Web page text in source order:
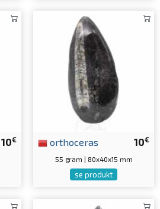
10€ 10€
orthoceras
55 gram | 80x40x15 mm
se produkt